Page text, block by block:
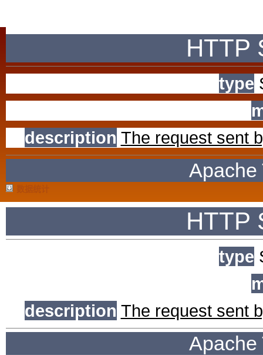
HTTP
type
description The request sent
Apache
HTTP
type
description The request sent
Apache